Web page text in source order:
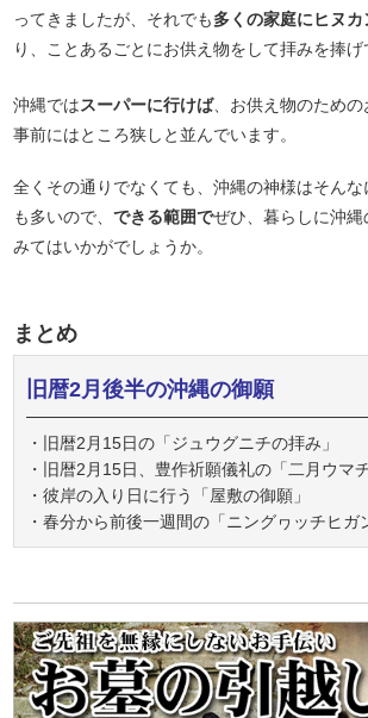
ってきましたが、それでも多くの家庭にヒヌカ
り、ことあるごとにお供え物をして拝みを捧げ
沖縄ではスーパーに行けば、お供え物のため
事前にはところ狭しと並んでいます。
全くその通りでなくても、沖縄の神様はそん
も多いので、できる範囲でぜひ、暮らしに沖
みてはいかがでしょうか。
まとめ
旧暦2月後半の沖縄の御願
・旧暦2月15日の「ジュウグニチの拝み」
・旧暦2月15日、豊作祈願儀礼の「二月ウマチ
・彼岸の入り日に行う「屋敷の御願」
・春分から前後一週間の「ニングヮッチヒガ